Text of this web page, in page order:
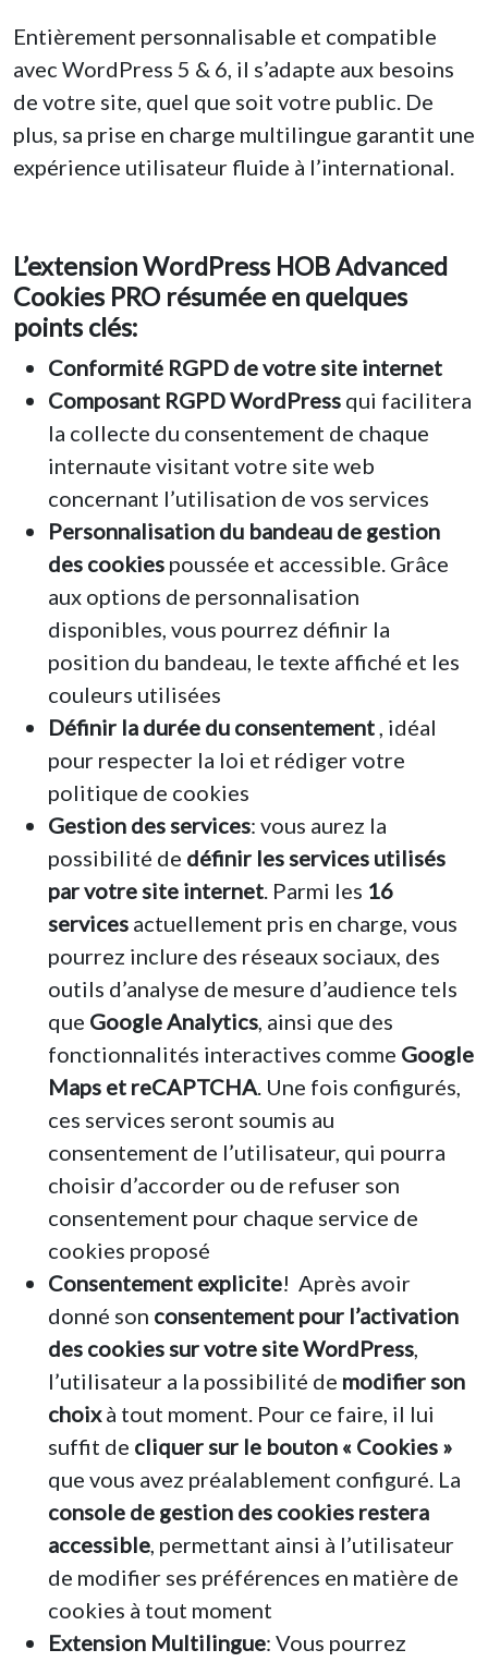
Entièrement personnalisable et compatible
avec WordPress 5 & 6, il s’adapte aux besoins
de votre site, quel que soit votre public. De
plus, sa prise en charge multilingue garantit une
expérience utilisateur fluide à l’international.
L’extension WordPress HOB Advanced
Cookies PRO résumée en quelques
points clés:
Conformité RGPD de votre site internet
Composant RGPD WordPress qui facilitera
la collecte du consentement de chaque
internaute visitant votre site web
concernant l’utilisation de vos services
Personnalisation du bandeau de gestion
des cookies poussée et accessible. Grâce
aux options de personnalisation
disponibles, vous pourrez définir la
position du bandeau, le texte affiché et les
couleurs utilisées
Définir la durée du consentement, idéal
pour respecter la loi et rédiger votre
politique de cookies
Gestion des services: vous aurez la
possibilité de définir les services utilisés
par votre site internet. Parmi les 16
services actuellement pris en charge, vous
pourrez inclure des réseaux sociaux, des
outils d’analyse de mesure d’audience tels
que Google Analytics, ainsi que des
fonctionnalités interactives comme Google
Maps et reCAPTCHA. Une fois configurés,
ces services seront soumis au
consentement de l’utilisateur, qui pourra
choisir d’accorder ou de refuser son
consentement pour chaque service de
cookies proposé
Consentement explicite! Après avoir
donné son consentement pour l’activation
des cookies sur votre site WordPress,
l’utilisateur a la possibilité de modifier son
choixà tout moment. Pour ce faire, il lui
suffit de cliquer sur le bouton « Cookies »
que vous avez préalablement configuré. La
console de gestion des cookies restera
accessible, permettant ainsi à l’utilisateur
de modifier ses préférences en matière de
cookies à tout moment
Extension Multilingue: Vous pourrez